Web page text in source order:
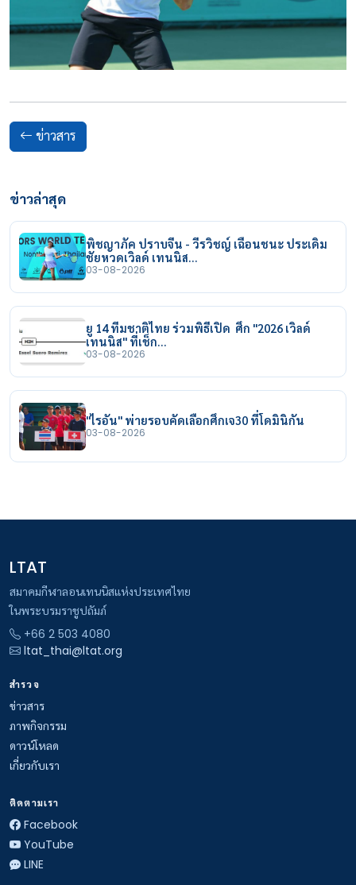
ข่าวสาร
ข่าวล่าสุด
พิชญาภัค ปราบจีน - วีรวิชญ์ เฉือนชนะ ประเดิม
ชัยหวดเวิลด์ เทนนิส…
03-08-2026
ยู 14 ทีมชาติไทย ร่วมพิธีเปิด ศึก "2026 เวิลด์
เทนนิส" ที่เช็ก…
03-08-2026
"ไรอัน" พ่ายรอบคัดเลือกศึกเจ30 ที่โดมินิกัน
03-08-2026
LTAT
สมาคมกีฬาลอนเทนนิสแห่งประเทศไทย
ในพระบรมราชูปถัมภ์
+66 2 503 4080
ltat_thai@ltat.org
สำรวจ
ข่าวสาร
ภาพกิจกรรม
ดาวน์โหลด
เกี่ยวกับเรา
ติดตามเรา
Facebook
YouTube
LINE